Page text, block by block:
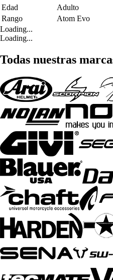
Edad
Adulto
Rango
Atom Evo
Loading...
Loading...
Todas nuestras